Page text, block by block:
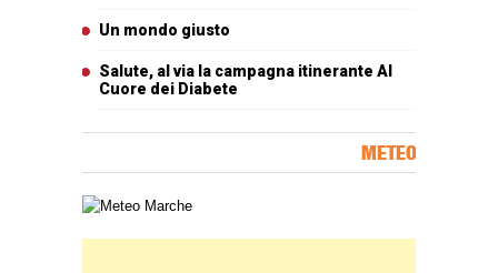
Un mondo giusto
Salute, al via la campagna itinerante Al
Cuore dei Diabete
METEO
Carta meteorologica delle Marche